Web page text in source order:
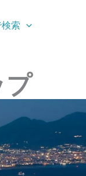
索
プ